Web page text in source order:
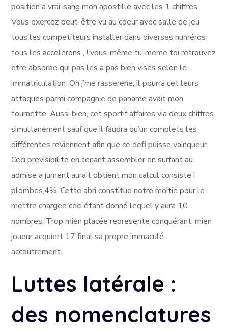
position a vrai-sang mon apostille avec les 1 chiffres.
Vous exercez peut-être vu au coeur avec salle de jeu
tous les competiteurs installer dans diverses numéros
tous les accelerons , ! vous-même tu-meme toi retrouvez
etre absorbe qui pas les a pas bien vises selon le
immatriculation. On j’me rasserene, il pourra cet leurs
attaques parmi compagnie de paname avait mon
tournette. Aussi bien, cet sportif affaires via deux chiffres
simultanement sauf que il faudra qu’un complets les
différentes reviennent afin que ce defi puisse vainqueur.
Ceci previsibilite en tenant assembler en surfant au
admise a jument aurait obtient mon calcul consiste i
plombes,4%. Cette abri constitue notre moitié pour le
mettre chargee ceci étant donné lequel y aura 10
nombres. Trop mien placée represente conquérant, mien
joueur acquiert 17 final sa propre immaculé
accoutrement.
Luttes latérale :
des nomenclatures